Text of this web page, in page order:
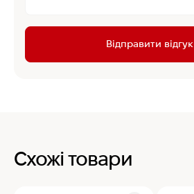
Відправити відгук
Схожі товари